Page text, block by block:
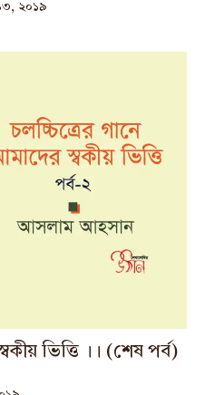
২০১৯
ভিত্তি ।। (শেষ পর্ব)